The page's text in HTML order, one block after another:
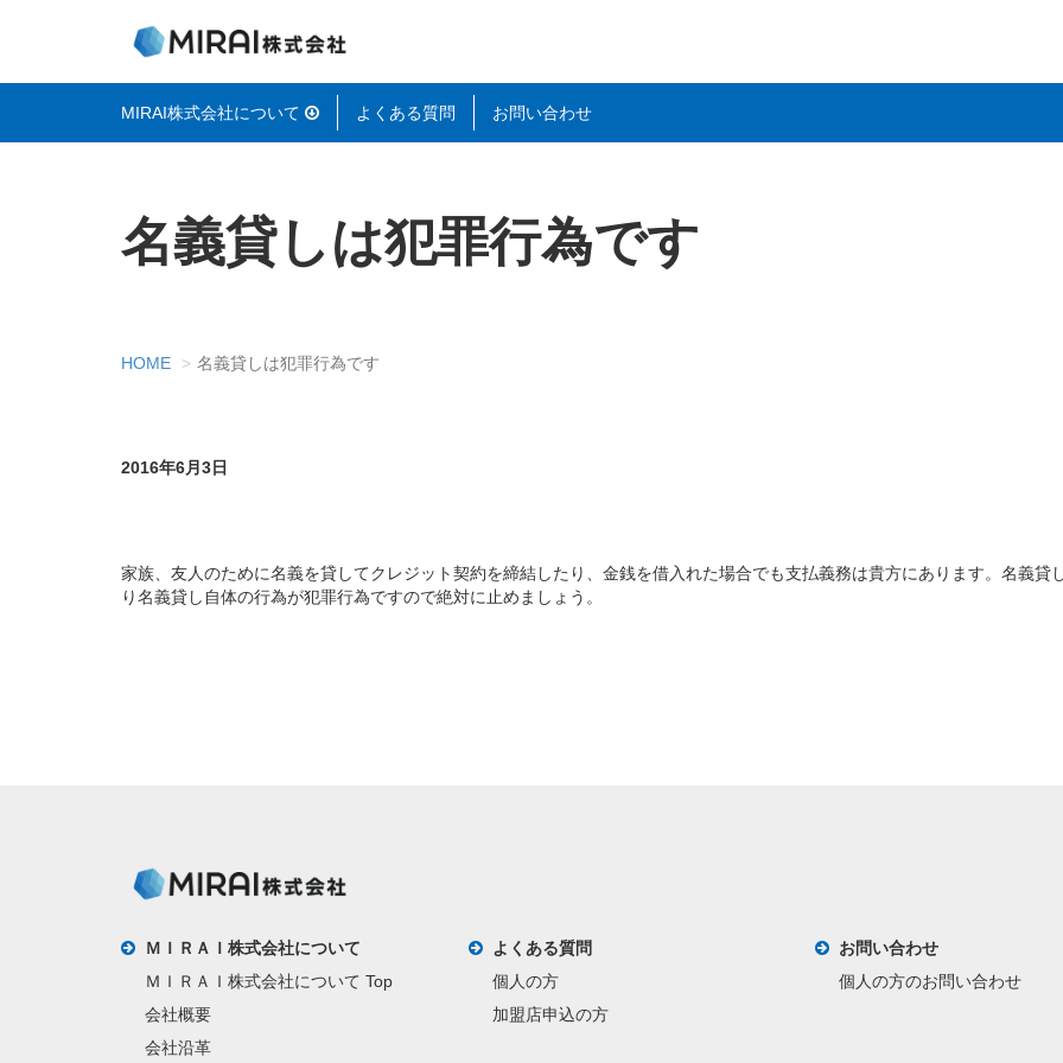
MIRAI株式会社について よくある質問 お問い合わせ
名義貸しは犯罪行為です
HOME 名義貸しは犯罪行為です
2016年6月3日
家族、友人のために名義を貸してクレジット契約を締結したり、金銭を借入れた場合でも支払義務は貴方にあります。名義貸
り名義貸し自体の行為が犯罪行為ですので絶対に止めましょう。
ＭＩＲＡＩ株式会社について
ＭＩＲＡＩ株式会社について Top
会社概要
会社沿革
よくある質問
個人の方
加盟店申込の方
お問い合わせ
個人の方のお問い合わせ